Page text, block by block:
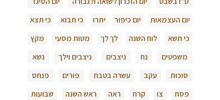
יום העצמאות
יום כיפור יתרו כי תבוא
כי תצא
כי תשא
לוח השנה לך לך מטות מסעי
מקץ
משפטים
נח ניצבים ניצבים וילך
נשא
סוכות
עקב עשרה בטבת פורים
פנחס
פסח
צו קרח ראה ראש השנה
שבועות